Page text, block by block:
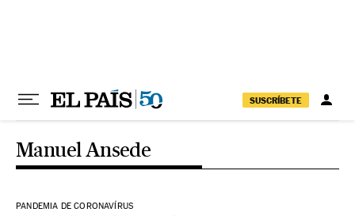
SUSCRÍBETE
Manuel Ansede
PANDEMIA DE CORONAVÍRUS